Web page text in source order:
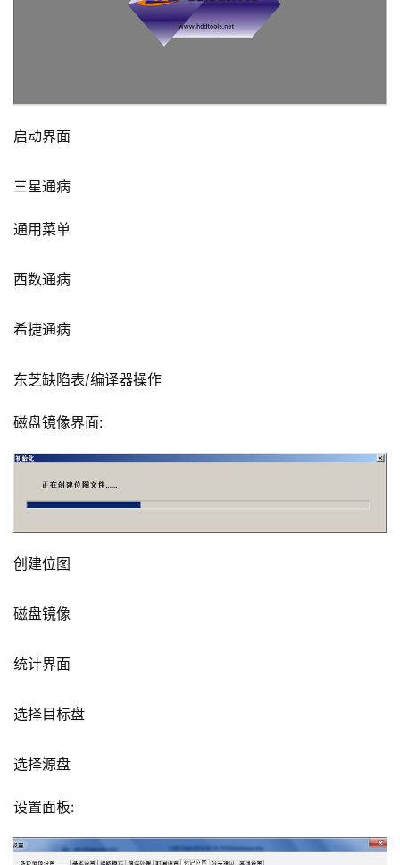
启动界面
三星通病
通用菜单
西数通病
希捷通病
东芝缺陷表/编译器操作
磁盘镜像界面:
创建位图
磁盘镜像
统计界面
选择目标盘
选择源盘
设置面板: